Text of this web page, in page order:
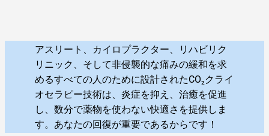
アスリート、カイロプラクター、リハビリク
リニック、そして非侵襲的な痛みの緩和を求
めるすべての人のために設計されたCO₂クライ
オセラピー技術は、炎症を抑え、治癒を促進
し、数分で薬物を使わない快適さを提供しま
す。あなたの回復が重要であるからです！